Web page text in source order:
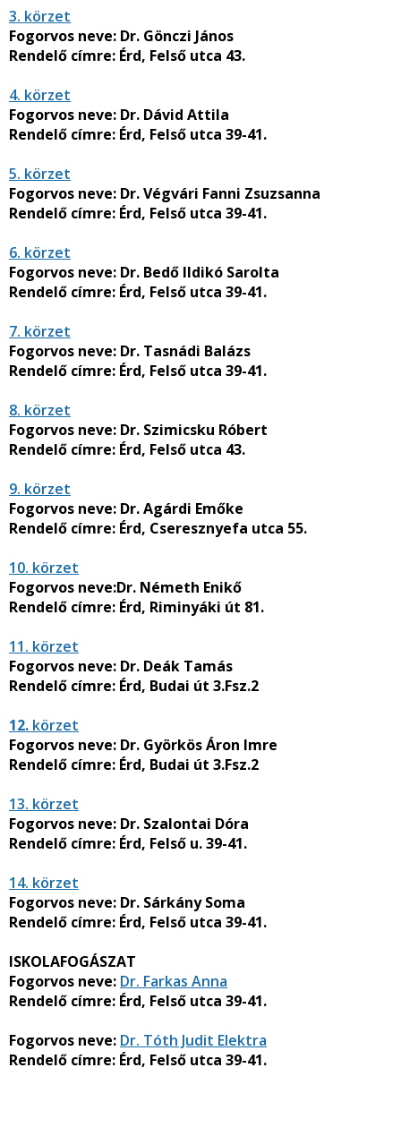
3. körzet
Fogorvos neve: Dr. Gönczi János
Rendelő címre: Érd, Felső utca 43.
4. körzet
Fogorvos neve: Dr. Dávid Attila
Rendelő címre: Érd, Felső utca 39-41.
5. körzet
Fogorvos neve: Dr. Végvári Fanni Zsuzsanna
Rendelő címre: Érd, Felső utca 39-41.
6. körzet
Fogorvos neve: Dr. Bedő Ildikó Sarolta
Rendelő címre: Érd, Felső utca 39-41.
7. körzet
Fogorvos neve: Dr. Tasnádi Balázs
Rendelő címre: Érd, Felső utca 39-41.
8. körzet
Fogorvos neve: Dr. Szimicsku Róbert
Rendelő címre: Érd, Felső utca 43.
9. körzet
Fogorvos neve: Dr. Agárdi Emőke
Rendelő címre: Érd, Cseresznyefa utca 55.
10. körzet
Fogorvos neve:Dr. Németh Enikő
Rendelő címre: Érd, Riminyáki út 81.
11. körzet
Fogorvos neve: Dr. Deák Tamás
Rendelő címre: Érd, Budai út 3.Fsz.2
12. körzet
Fogorvos neve: Dr. Györkös Áron Imre
Rendelő címre: Érd, Budai út 3.Fsz.2
13. körzet
Fogorvos neve: Dr. Szalontai Dóra
Rendelő címre: Érd, Felső u. 39-41.
14. körzet
Fogorvos neve: Dr. Sárkány Soma
Rendelő címre: Érd, Felső utca 39-41.
ISKOLAFOGÁSZAT
Fogorvos neve: Dr. Farkas Anna
Rendelő címre: Érd, Felső utca 39-41.
Fogorvos neve: Dr. Tóth Judit Elektra
Rendelő címre: Érd, Felső utca 39-41.